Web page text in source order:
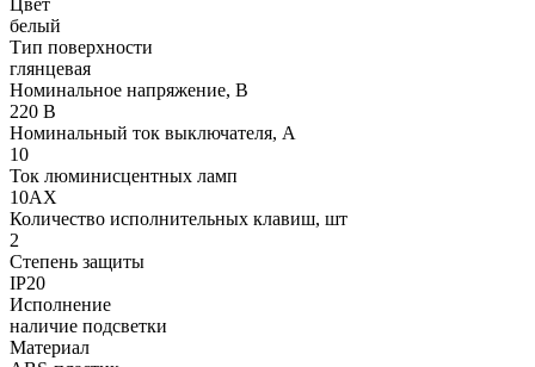
Цвет
белый
Тип поверхности
глянцевая
Номинальное напряжение, В
220 В
Номинальный ток выключателя, А
10
Ток люминисцентных ламп
10АХ
Количество исполнительных клавиш, шт
2
Степень защиты
IP20
Исполнение
наличие подсветки
Материал